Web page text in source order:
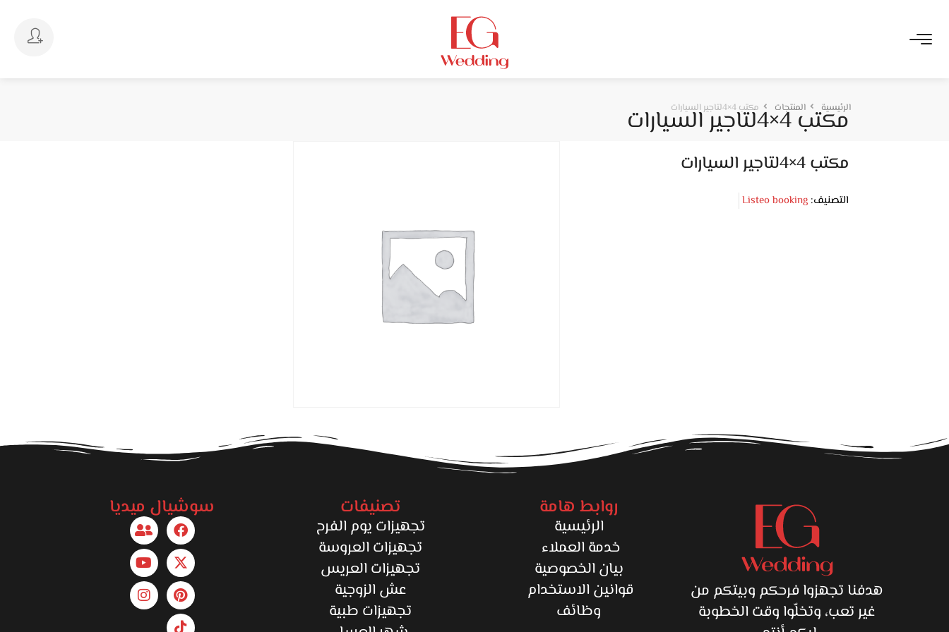
مكتب 4×4لتاجير السيارات
الرئيسية المنتجات مكتب 4×4لتاجير السيارات
مكتب 4×4لتاجير السيارات
التصنيف: Listeo booking
هدفنا تجهزوا فرحكم وبيتكم من
غير تعب، وتخلّوا وقت الخطوبة
روابط هامة
الرئيسية
خدمة العملاء
بيان الخصوصية
قوانين الاستخدام
وظائف
تصنيفات
تجهيزات يوم الفرح
تجهيزات العروسة
تجهيزات العريس
عش الزوجية
تجهيزات طبية
سوشيال ميديا